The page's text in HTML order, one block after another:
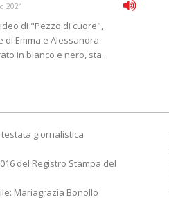
2021
di "Pezzo di cuore",
di Emma e Alessandra
in bianco e nero, sta...
testata giornalistica
del Registro Stampa del
Mariagrazia Bonollo